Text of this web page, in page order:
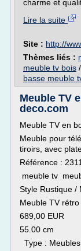
charme et
Lire la suite
Site : http://
Thèmes liés :
meuble tv bois /
basse meuble
Meuble TV
deco.com
Meuble TV en
Meuble pour
tiroirs, avec
Référence :
meuble tv
Style Rustique /
Meuble TV
689,00 EUR
55.00 cm
Type :